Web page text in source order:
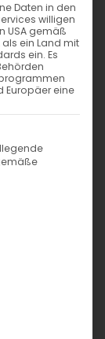
Daten in den
willigen
USA gemäß
als ein Land mit
ein. Es
Europäer eine
für die eine